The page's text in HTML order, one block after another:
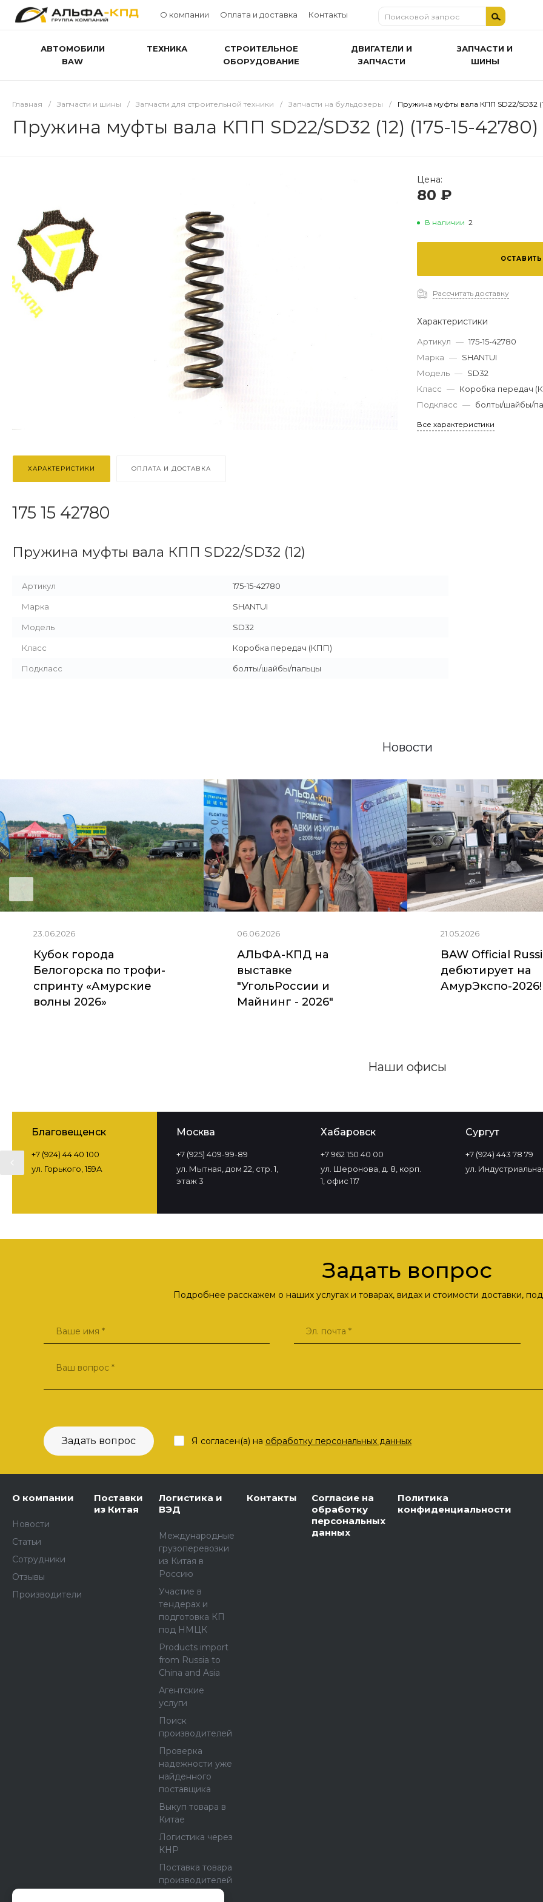
О компании Оплата и доставка Контакты
АВТОМОБИЛИ
BAW
ТЕХНИКА
СТРОИТЕЛЬНОЕ
ОБОРУДОВАНИЕ
ДВИГАТЕЛИ И
ЗАПЧАСТИ
ЗАПЧАСТИ И
ШИНЫ
Главная / Запчасти и шины / Запчасти для строительной техники / Запчасти на бульдозеры / Пружина муфты вала КПП SD22/SD32
Пружина муфты вала КПП SD22/SD32 (12) (175-15-42780)
Цена:
80 ₽
В наличии 2
Рассчитать доставку
Характеристики
Артикул — 175-15-42780
Марка — SHANTUI
Модель — SD32
Класс — Коробка передач
Подкласс — болты/шайбы/
Все характеристики
ХАРАКТЕРИСТИКИ ОПЛАТА И ДОСТАВКА
175 15 42780
Пружина муфты вала КПП SD22/SD32 (12)
Артикул 175-15-42780
Марка SHANTUI
Модель SD32
Класс Коробка передач (КПП)
Подкласс болты/шайбы/пальцы
Новости
23.06.2026
Кубок города
Белогорска по трофи-
спринту «Амурские
волны 2026»
06.06.2026
АЛЬФА-КПД на
выставке
"УгольРоссии и
Майнинг - 2026"
21.05.2026
BAW Official
дебютирует на
АмурЭкспо-2026!
Наши офисы
Благовещенск
+7 (924) 44 40 100
ул. Горького, 159А
Москва
+7 (925) 409-99-89
ул. Мытная, дом 22, стр. 1,
этаж 3
Хабаровск
+7 962 150 40 00
ул. Шеронова, д. 8, корп.
1, офис 117
Сургут
+7 (924) 443 78 79
ул.
Задать вопрос
Подробнее расскажем о наших услугах и товарах, видах и стоимости доставки,
Задать вопрос Я согласен(а) на обработку персональных данных
О компании
Новости
Статьи
Сотрудники
Отзывы
Производители
Поставки
из Китая
Логистика и
ВЭД
Международные
грузоперевозки
из Китая в
Россию
Участие в
тендерах и
подготовка КП
под НМЦК
Products import
from Russia to
China and Asia
Агентские
услуги
Поиск
производителей
Проверка
надежности уже
найденного
поставщика
Выкуп товара в
Китае
Логистика через
КНР
Поставка товара
производителей
Контакты
Согласие на
обработку
персональных
данных
Политика
конфиденциальности